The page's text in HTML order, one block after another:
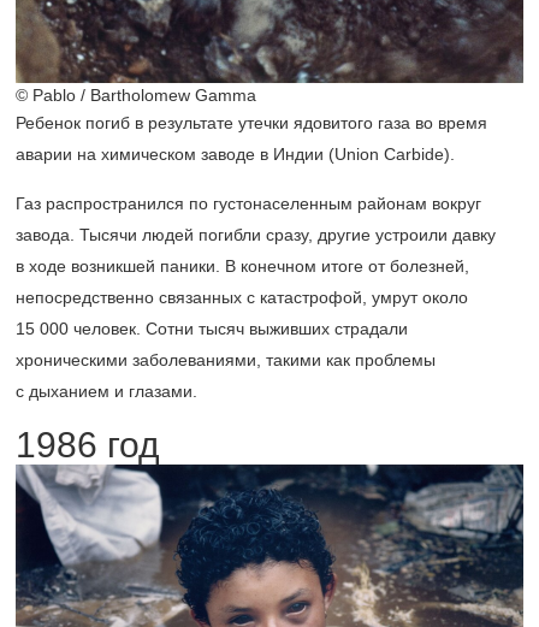
© Pablo / Bartholomew Gamma
Ребенок погиб в результате утечки ядовитого газа во время
аварии на химическом заводе в Индии (Union Carbide).
Газ распространился по густонаселенным районам вокруг
завода. Тысячи людей погибли сразу, другие устроили давку
в ходе возникшей паники. В конечном итоге от болезней,
непосредственно связанных с катастрофой, умрут около
15 000 человек. Сотни тысяч выживших страдали
хроническими заболеваниями, такими как проблемы
с дыханием и глазами.
1986 год